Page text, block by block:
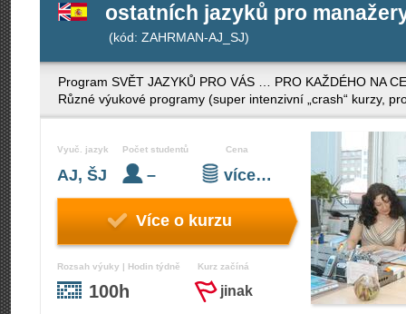
ostatních jazyků pro
(kód: ZAHRMAN-AJ_SJ)
Program SVĚT JAZYKŮ PRO VÁS … PRO KAŽDÉHO NA
Různé výukové programy (super intenzivní „crash“ kurzy,
Vyuč. jazyk
AJ, ŠJ
Počet studentů
–
Cena
více…
Více o kurzu
Rozsah výuky | Hodin týdně
100h
Kurz začíná
jinak